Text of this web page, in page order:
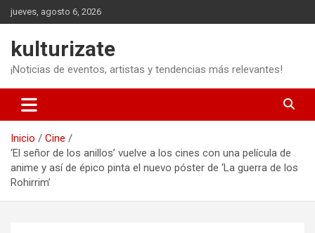
Saltar
al
jueves, agosto 6, 2026
kulturizate
¡Noticias de eventos, artistas y tendencias más relevantes!
Inicio
Cine
‘El señor de los anillos’ vuelve a los cines con una película de
anime y así de épico pinta el nuevo póster de ‘La guerra de los
Rohirrim’